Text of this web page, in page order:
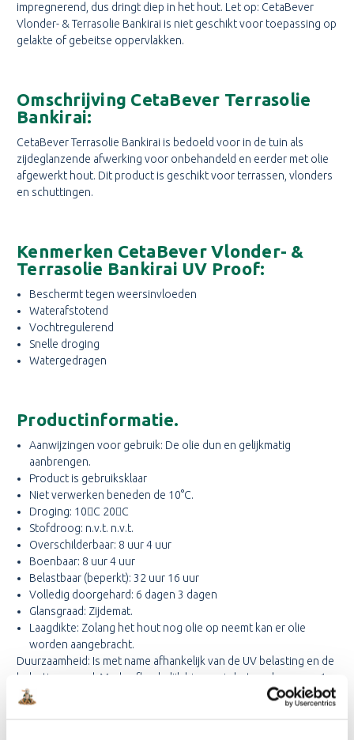
impregnerend, dus dringt diep in het hout. Let op: CetaBever
Vlonder- & Terrasolie Bankirai is niet geschikt voor toepassing op
gelakte of gebeitse oppervlakken.
Omschrijving CetaBever Terrasolie
Bankirai:
CetaBever Terrasolie Bankirai is bedoeld voor in de tuin als
zijdeglanzende afwerking voor onbehandeld en eerder met olie
afgewerkt hout. Dit product is geschikt voor terrassen, vlonders
en schuttingen.
Kenmerken CetaBever Vlonder- &
Terrasolie Bankirai UV Proof:
Beschermt tegen weersinvloeden
Waterafstotend
Vochtregulerend
Snelle droging
Watergedragen
Productinformatie.
Aanwijzingen voor gebruik: De olie dun en gelijkmatig
aanbrengen.
Product is gebruiksklaar
Niet verwerken beneden de 10°C.
Droging: 10C 20C
Stofdroog: n.v.t. n.v.t.
Overschilderbaar: 8 uur 4 uur
Boenbaar: 8 uur 4 uur
Belastbaar (beperkt): 32 uur 16 uur
Volledig doorgehard: 6 dagen 3 dagen
Glansgraad: Zijdemat.
Laagdikte: Zolang het hout nog olie op neemt kan er olie
worden aangebracht.
Duurzaamheid: Is met name afhankelijk van de UV belasting en de
belastingsgraad. Mede afhankelijk hiervan is het raadzaam om 1 –
2 maal per jaar een nieuwe laag aan te brengen.Rendement: ca. 18
-19 m²/l . De olie - opname van het hout bepaalt mede het